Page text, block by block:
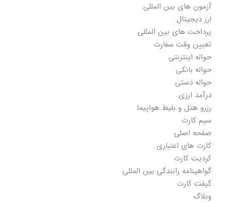
آزمون های بین المللی
ارز دیجیتال
پرداخت های بین المللی
تعیین وقت سفارت
حواله اینترنتی
حواله بانکی
حواله دستی
درآمد ارزی
رزرو هتل و بلیط هواپیما
سیم کارت
صفحه اصلی
کارت های اعتباری
کردیت کارت
گواهینامه رانندگی بین المللی
گیفت کارت
وبلاگ